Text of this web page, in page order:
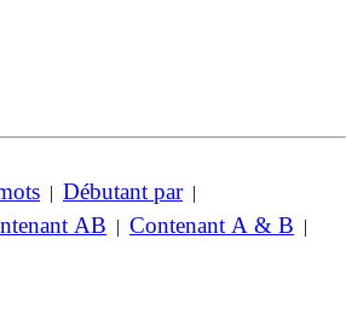
| Débutant par|
AB | Contenant A & B |